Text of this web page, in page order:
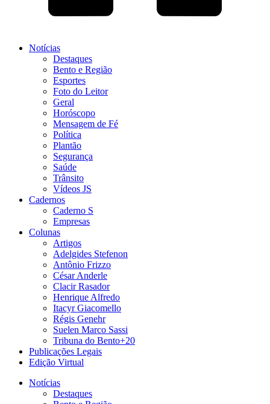
Notícias
Destaques
Bento e Região
Esportes
Foto do Leitor
Geral
Horóscopo
Mensagem de Fé
Política
Plantão
Segurança
Saúde
Trânsito
Vídeos JS
Cadernos
Caderno S
Empresas
Colunas
Artigos
Adelgides Stefenon
Antônio Frizzo
César Anderle
Clacir Rasador
Henrique Alfredo
Itacyr Giacomello
Régis Genehr
Suelen Marco Sassi
Tribuna do Bento+20
Publicações Legais
Edição Virtual
Notícias
Destaques